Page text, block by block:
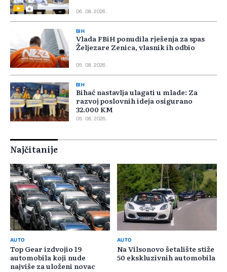
06. 08. 2026.
BIH
Vlada FBiH ponudila rješenja za spas
Željezare Zenica, vlasnik ih odbio
05. 08. 2026.
BIH
Bihać nastavlja ulagati u mlade: Za
razvoj poslovnih ideja osigurano
32.000 KM
05. 08. 2026.
Najčitanije
AUTO
Top Gear izdvojio 19
automobila koji nude
najviše za uloženi novac
AUTO
Na Vilsonovo šetalište stiže
50 ekskluzivnih automobila